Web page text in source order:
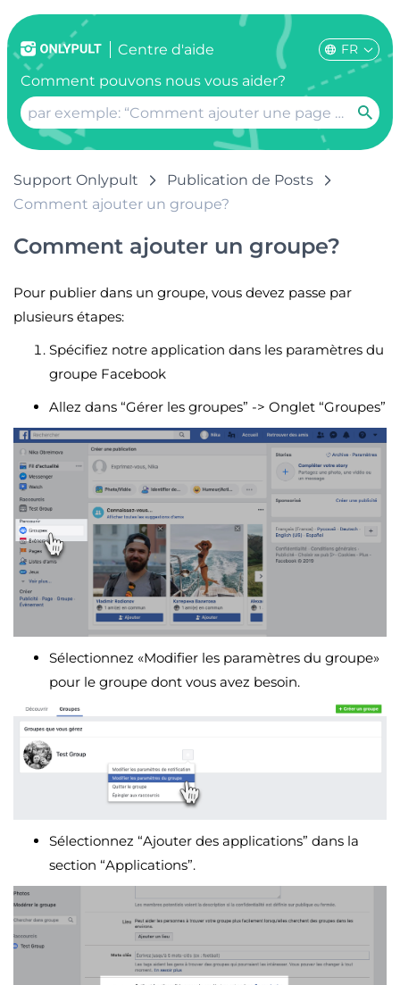
Centre d'aide FR
Comment pouvons nous vous aider?
Support Onlypult
Publication de Posts
Comment ajouter un groupe?
Comment ajouter un groupe?
Pour publier dans un groupe, vous devez passe par
plusieurs étapes:
Spécifiez notre application dans les paramètres du
groupe Facebook
Allez dans “Gérer les groupes” -> Onglet “Groupes”
Sélectionnez «Modifier les paramètres du groupe»
pour le groupe dont vous avez besoin.
Sélectionnez “Ajouter des applications” dans la
section “Applications”.